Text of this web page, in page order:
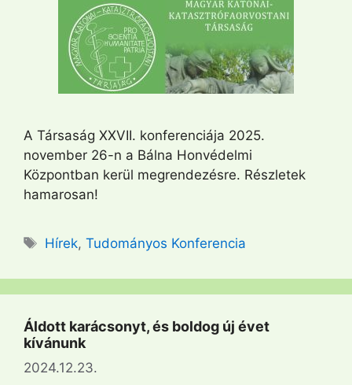
A Társaság XXVII. konferenciája 2025.
november 26-n a Bálna Honvédelmi
Központban kerül megrendezésre. Részletek
hamarosan!
Címkék
Hírek,Tudományos Konferencia
Áldott karácsonyt, és boldog új évet
kívánunk
2024.12.23.